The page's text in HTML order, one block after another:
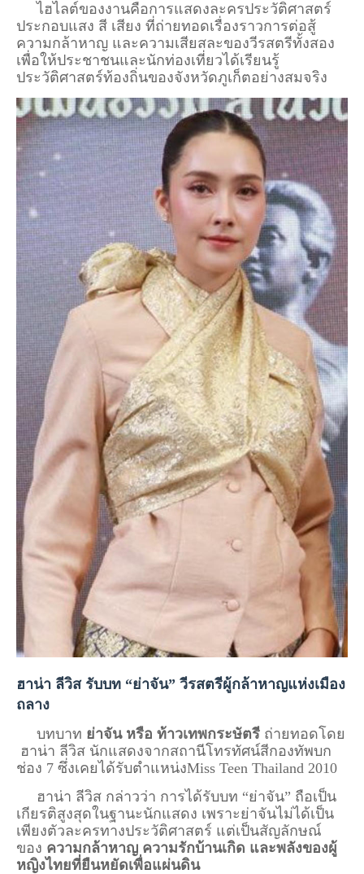
ไฮไลต์ของงานคือการแสดงละครประวัติศาสตร์
ประกอบแสง สี เสียง ที่ถ่ายทอดเรื่องราวการต่อสู้
ความกล้าหาญ และความเสียสละของวีรสตรีทั้งสอง
เพื่อให้ประชาชนและนักท่องเที่ยวได้เรียนรู้
ประวัติศาสตร์ท้องถิ่นของจังหวัดภูเก็ตอย่างสมจริง
ฮาน่า ลีวิส รับบท “ย่าจัน” วีรสตรีผู้กล้าหาญแห่งเมือง
ถลาง
บทบาท ย่าจัน หรือ ท้าวเทพกระษัตรี ถ่ายทอดโดย​
ฮาน่า ลีวิส นักแสดงจากสถานีโทรทัศน์สีกองทัพบก
ช่อง 7​ ซึ่งเคยได้รับตำแหน่ง​Miss Teen Thailand 2010
ฮาน่า ลีวิส กล่าวว่า การได้รับบท “ย่าจัน” ถือเป็น
เกียรติสูงสุดในฐานะนักแสดง เพราะย่าจันไม่ได้เป็น
เพียงตัวละครทางประวัติศาสตร์ แต่เป็นสัญลักษณ์
ของ ความกล้าหาญ ความรักบ้านเกิด และพลังของผู้
หญิงไทยที่ยืนหยัดเพื่อแผ่นดิน